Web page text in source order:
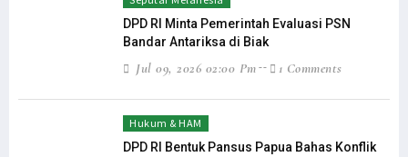
DPD RI Minta Pemerintah Evaluasi PSN
Bandar Antariksa di Biak
Jul 09, 2026 02:00 Pm 1 Comments
Hukum & HAM
DPD RI Bentuk Pansus Papua Bahas Konflik